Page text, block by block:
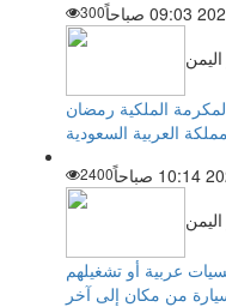
300
اليمن
الملكية رمضان
2400
اليمن
توضّح منع التعامل مع أبناء 3 جنسيات عربية أو تشغيلهم
من مكان إلى آخر